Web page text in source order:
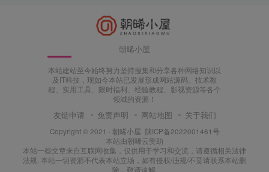
朝晞小屋
本站建站至今始终努力坚持搜集和分享各种网络知识以
及IT科技，现如今本站已发展形成网站源码、技术教
程、实用工具、限时福利、经验教程、影视资源等各个
领域的资源！
友链申请 免责声明 网站地图 关于我们
Copyright © 2021 · 朝晞小屋 陕ICP备2022001461号
本站由朝晞云赞助
本站一些文章来自互联网收集，仅供用于学习和交流，请遵循相关法律
法规. 本站一切资源不代表本站立场，如有侵权/违规/不妥请联系本站删
除，敬请谅解.